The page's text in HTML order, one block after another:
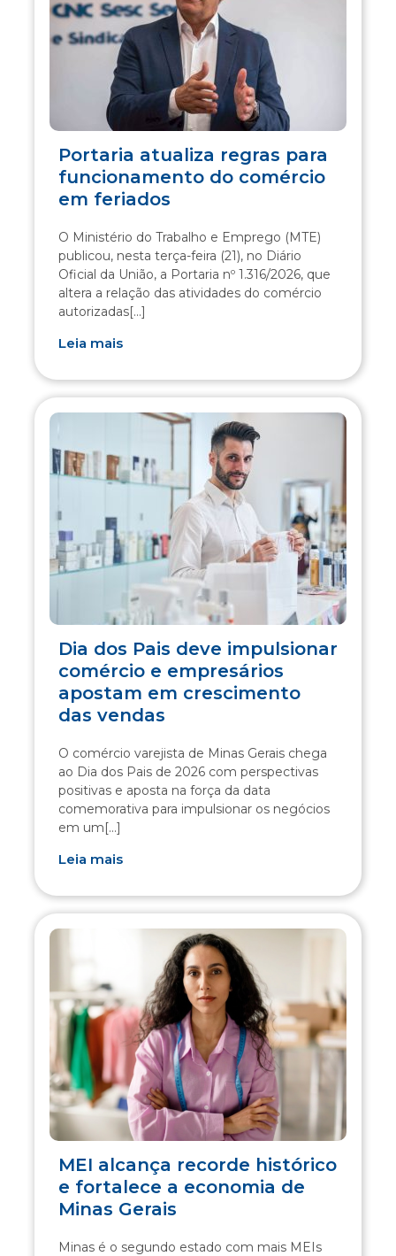
Portaria atualiza regras para
funcionamento do comércio
em feriados
O Ministério do Trabalho e Emprego (MTE)
publicou, nesta terça-feira (21), no Diário
Oficial da União, a Portaria nº 1.316/2026, que
altera a relação das atividades do comércio
autorizadas[...]
Leia mais
Dia dos Pais deve impulsionar
comércio e empresários
apostam em crescimento
das vendas
O comércio varejista de Minas Gerais chega
ao Dia dos Pais de 2026 com perspectivas
positivas e aposta na força da data
comemorativa para impulsionar os negócios
em um[...]
Leia mais
MEI alcança recorde histórico
e fortalece a economia de
Minas Gerais
Minas é o segundo estado com mais MEIs